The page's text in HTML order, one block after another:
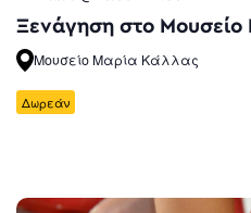
Ξενάγηση στο
Μουσείο Μαρία Κάλλας
Δωρεάν